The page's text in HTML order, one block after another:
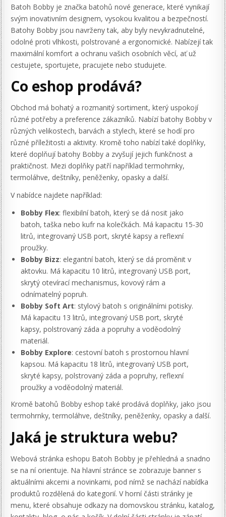
Batoh Bobby je značka batohů nové generace, které vynikají
svým inovativním designem, vysokou kvalitou a bezpečností.
Batohy Bobby jsou navrženy tak, aby byly nevykradnutelné,
odolné proti vlhkosti, polstrované a ergonomické. Nabízejí tak
maximální komfort a ochranu vašich osobních věcí, ať už
cestujete, sportujete, pracujete nebo studujete.
Co eshop prodává?
Obchod má bohatý a rozmanitý sortiment, který uspokojí
různé potřeby a preference zákazníků. Nabízí batohy Bobby v
různých velikostech, barvách a stylech, které se hodí pro
různé příležitosti a aktivity. Kromě toho nabízí také doplňky,
které doplňují batohy Bobby a zvyšují jejich funkčnost a
praktičnost. Mezi doplňky patří například termohrnky,
termoláhve, deštníky, peněženky, opasky a další.
V nabídce najdete například:
Bobby Flex: flexibilní batoh, který se dá nosit jako
batoh, taška nebo kufr na kolečkách. Má kapacitu 15-30
litrů, integrovaný USB port, skryté kapsy a reflexní
proužky.
Bobby Bizz: elegantní batoh, který se dá proměnit v
aktovku. Má kapacitu 10 litrů, integrovaný USB port,
skrytý otevírací mechanismus, kovový rám a
odnímatelný popruh.
Bobby Soft Art: stylový batoh s originálními potisky.
Má kapacitu 13 litrů, integrovaný USB port, skryté
kapsy, polstrovaný záda a popruhy a voděodolný
materiál.
Bobby Explore: cestovní batoh s prostornou hlavní
kapsou. Má kapacitu 18 litrů, integrovaný USB port,
skryté kapsy, polstrovaný záda a popruhy, reflexní
proužky a voděodolný materiál.
Kromě batohů Bobby eshop také prodává doplňky, jako jsou
termohrnky, termoláhve, deštníky, peněženky, opasky a další.
Jaká je struktura webu?
Webová stránka eshopu Batoh Bobby je přehledná a snadno
se na ní orientuje. Na hlavní stránce se zobrazuje banner s
aktuálními akcemi a novinkami, pod nímž se nachází nabídka
produktů rozdělená do kategorií. V horní části stránky je
menu, které obsahuje odkazy na domovskou stránku, katalog,